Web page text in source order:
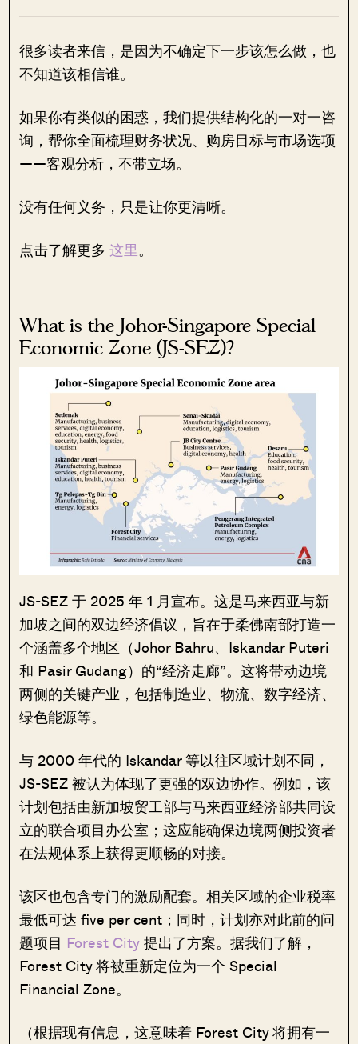
很多读者来信，是因为不确定下一步该怎么做，也
不知道该相信谁。
如果你有类似的困惑，我们提供结构化的一对一咨
询，帮你全面梳理财务状况、购房目标与市场选项
——客观分析，不带立场。
没有任何义务，只是让你更清晰。
点击了解更多这里。
What is the Johor-Singapore Special
Economic Zone (JS-SEZ)?
JS-SEZ 于 2025 年 1 月宣布。这是马来西亚与新
加坡之间的双边经济倡议，旨在于柔佛南部打造一
个涵盖多个地区（Johor Bahru、Iskandar Puteri
和 Pasir Gudang）的“经济走廊”。这将带动边境
两侧的关键产业，包括制造业、物流、数字经济、
绿色能源等。
与 2000 年代的 Iskandar 等以往区域计划不同，
JS-SEZ 被认为体现了更强的双边协作。例如，该
计划包括由新加坡贸工部与马来西亚经济部共同设
立的联合项目办公室；这应能确保边境两侧投资者
在法规体系上获得更顺畅的对接。
该区也包含专门的激励配套。相关区域的企业税率
最低可达 five per cent；同时，计划亦对此前的问
题项目 Forest City提出了方案。据我们了解，
Forest City 将被重新定位为一个 Special
Financial Zone。
（根据现有信息，这意味着 Forest City 将拥有一